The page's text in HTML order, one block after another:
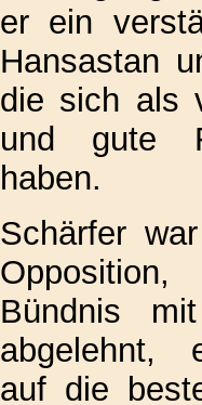
er ein
Hansastan
die sich als
und gute
haben.
Schärfer
Bündnis
abgelehnt,
auf die